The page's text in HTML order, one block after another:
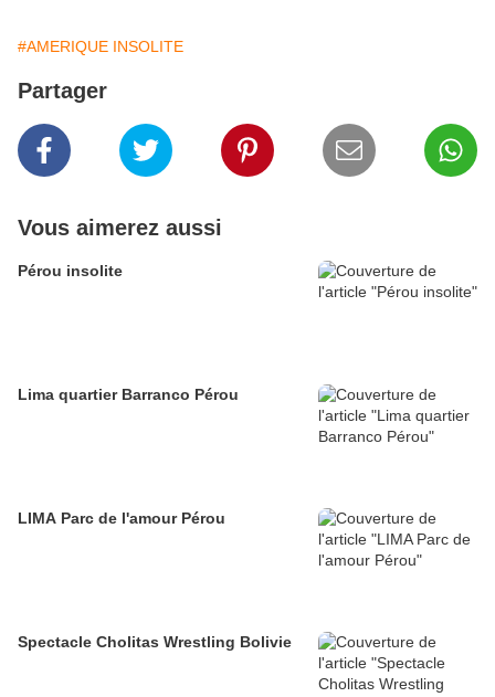
#AMERIQUE INSOLITE
Partager
Vous aimerez aussi
Pérou insolite
Lima quartier Barranco Pérou
LIMA Parc de l'amour Pérou
Spectacle Cholitas Wrestling Bolivie